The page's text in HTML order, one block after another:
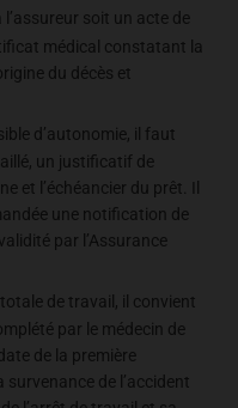
soit un acte de
médical constatant la
du décès et
d’autonomie, il faut
un justificatif de
et l’échéancier du prêt. Il
une notification de
par l’Assurance
de travail, il convient
par le médecin de
de la première
de l’accident